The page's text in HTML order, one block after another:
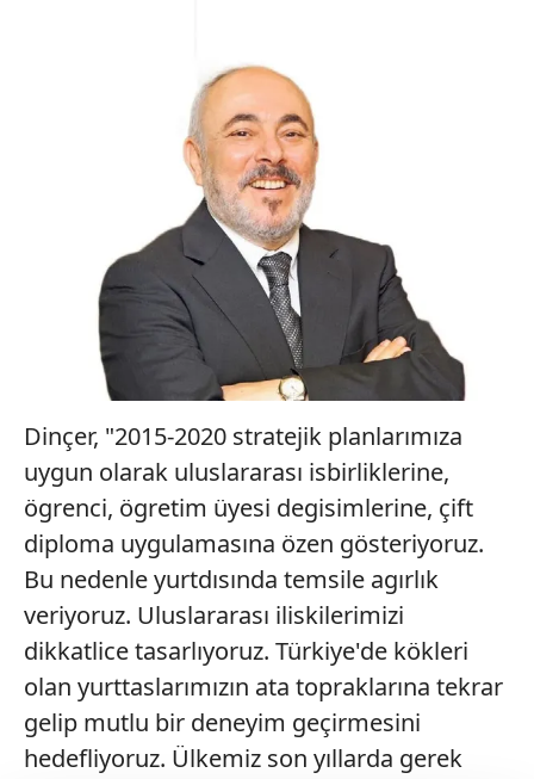
Dinçer, "2015-2020 stratejik planlarımıza
uygun olarak uluslararası isbirliklerine,
ögrenci, ögretim üyesi degisimlerine, çift
diploma uygulamasına özen gösteriyoruz.
Bu nedenle yurtdısında temsile agırlık
veriyoruz. Uluslararası iliskilerimizi
dikkatlice tasarlıyoruz. Türkiye'de kökleri
olan yurttaslarımızın ata topraklarına tekrar
gelip mutlu bir deneyim geçirmesini
hedefliyoruz. Ülkemiz son yıllarda gerek